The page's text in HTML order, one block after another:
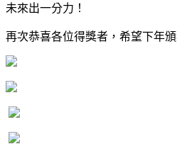
未來出一分力！
再次恭喜各位得獎者，希望下年